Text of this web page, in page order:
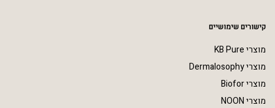
קישורים שימושיים
מוצרי KB Pure
מוצרי Dermalosophy
מוצרי Biofor
מוצרי NOON